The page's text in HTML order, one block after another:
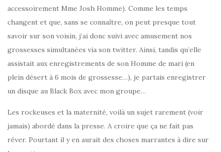
accessoirement Mme Josh Homme). Comme les temps
changent et que, sans se connaître, on peut presque tout
savoir sur son voisin, j’ai donc suivi avec amusement nos
grossesses simultanées via son twitter. Ainsi, tandis qu’elle
assistait aux enregistrements de son Homme de mari (en
plein désert à 6 mois de grossesse…), je partais enregistrer
un disque au Black Box avec mon groupe…
Les rockeuses et la maternité, voilà un sujet rarement (voir
jamais) abordé dans la presse. A croire que ça ne fait pas
rêver. Pourtant il y en aurait des choses marrantes à dire sur